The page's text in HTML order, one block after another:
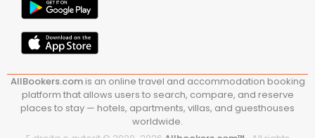
AllBookers.comis an online travel and accommodation booking
platform that allows users to search, compare, and reserve
places to stay — hotels, apartments, villas, and guesthouses
worldwide.